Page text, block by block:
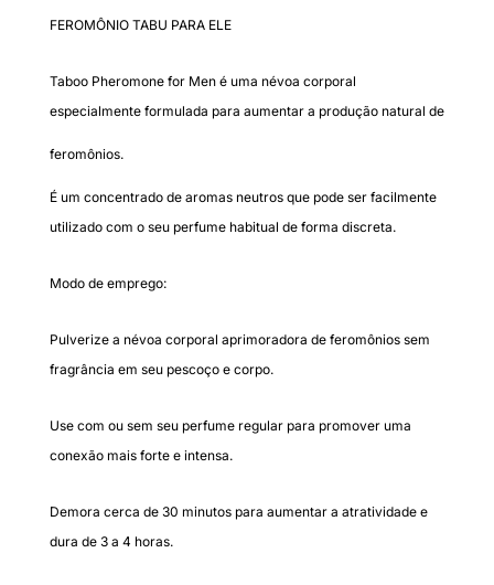
FEROMÔNIO TABU PARA ELE
Taboo Pheromone for Men é uma névoa corporal
especialmente formulada para aumentar a produção natural de
feromônios.
É um concentrado de aromas neutros que pode ser facilmente
utilizado com o seu perfume habitual de forma discreta.
Modo de emprego:
Pulverize a névoa corporal aprimoradora de feromônios sem
fragrância em seu pescoço e corpo.
Use com ou sem seu perfume regular para promover uma
conexão mais forte e intensa.
Demora cerca de 30 minutos para aumentar a atratividade e
dura de 3 a 4 horas.